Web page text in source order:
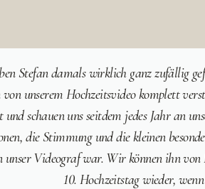
Stefan damals wirklich ganz zufällig
unserem Hochzeitsvideo komplett
und schauen uns seitdem jedes Jahr an
die Stimmung und die kleinen
unser Videograf war. Wir können ihn
10. Hochzeitstag wieder,